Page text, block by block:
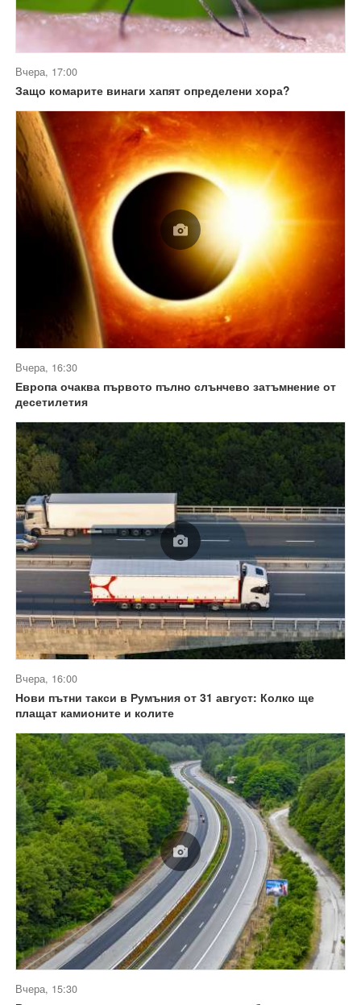
Вчера, 17:00
Защо комарите винаги хапят определени хора?
Вчера, 16:30
Европа очаква първото пълно слънчево затъмнение от
десетилетия
Вчера, 16:00
Нови пътни такси в Румъния от 31 август: Колко ще
плащат камионите и колите
Вчера, 15:30